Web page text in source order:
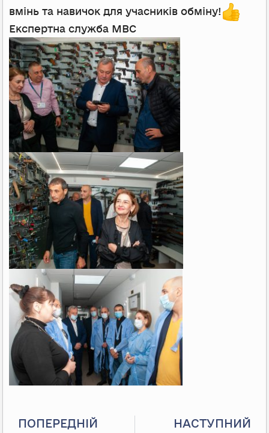
вмінь та навичок для учасників обміну!
Експертна служба МВС
ПОПЕРЕДНІЙ НАСТУПНИЙ